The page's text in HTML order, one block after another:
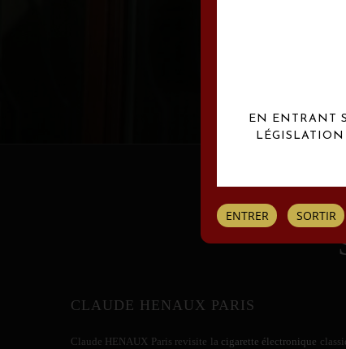
CLAUDE HENAUX PARIS
Claude HENAUX Paris revisite la cigarette électronique
EN ENTRANT
ENTRER SORTIR